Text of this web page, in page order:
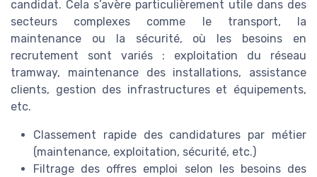
candidat. Cela s’avère particulièrement utile dans des
secteurs complexes comme le transport, la
maintenance ou la sécurité, où les besoins en
recrutement sont variés : exploitation du réseau
tramway, maintenance des installations, assistance
clients, gestion des infrastructures et équipements,
etc.
Classement rapide des candidatures par métier
(maintenance, exploitation, sécurité, etc.)
Filtrage des offres emploi selon les besoins des